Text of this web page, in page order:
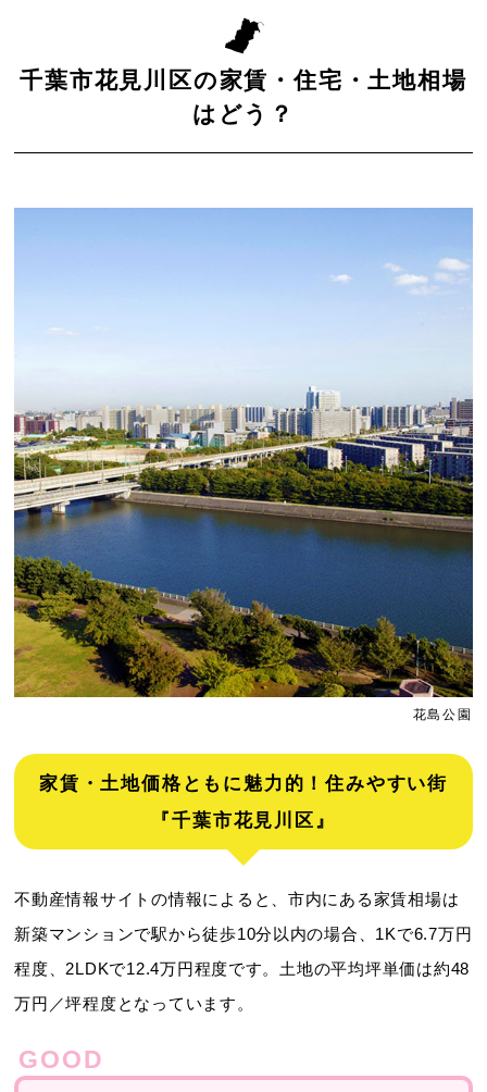
千葉市花見川区の家賃・住宅・土地相場
はどう？
花島公園
家賃・土地価格ともに魅力的！住みやすい街
『千葉市花見川区』
不動産情報サイトの情報によると、市内にある家賃相場は
新築マンションで駅から徒歩10分以内の場合、1Kで6.7万円
程度、2LDKで12.4万円程度です。土地の平均坪単価は約48
万円／坪程度となっています。